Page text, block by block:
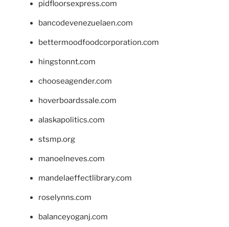
pidfloorsexpress.com
bancodevenezuelaen.com
bettermoodfoodcorporation.com
hingstonnt.com
chooseagender.com
hoverboardssale.com
alaskapolitics.com
stsmp.org
manoelneves.com
mandelaeffectlibrary.com
roselynns.com
balanceyoganj.com